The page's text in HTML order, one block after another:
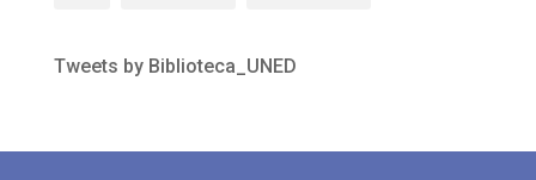
Tweets by Biblioteca_UNED